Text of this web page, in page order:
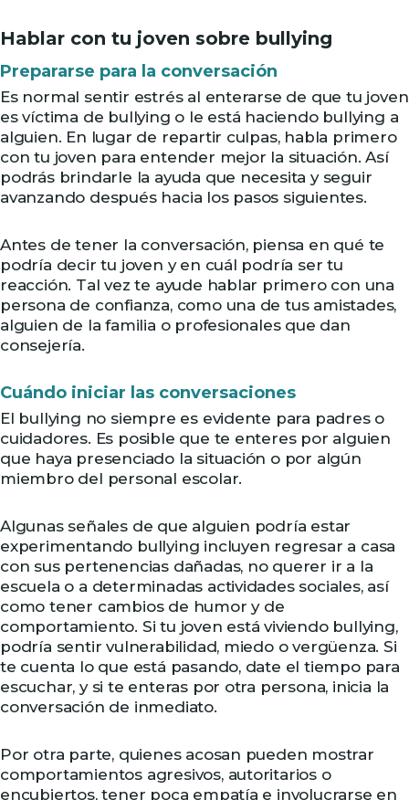
Hablar con tu joven sobre bullying
Prepararse para la conversación
Es normal sentir estrés al enterarse de que tu joven
es víctima de bullying o le está haciendo bullying a
alguien. En lugar de repartir culpas, habla primero
con tu joven para entender mejor la situación. Así
podrás brindarle la ayuda que necesita y seguir
avanzando después hacia los pasos siguientes.
Antes de tener la conversación, piensa en qué te
podría decir tu joven y en cuál podría ser tu
reacción. Tal vez te ayude hablar primero con una
persona de confianza, como una de tus amistades,
alguien de la familia o profesionales que dan
consejería.
Cuándo iniciar las conversaciones
El bullying no siempre es evidente para padres o
cuidadores. Es posible que te enteres por alguien
que haya presenciado la situación o por algún
miembro del personal escolar.
Algunas señales de que alguien podría estar
experimentando bullying incluyen regresar a casa
con sus pertenencias dañadas, no querer ir a la
escuela o a determinadas actividades sociales, así
como tener cambios de humor y de
comportamiento. Si tu joven está viviendo bullying,
podría sentir vulnerabilidad, miedo o vergüenza. Si
te cuenta lo que está pasando, date el tiempo para
escuchar, y si te enteras por otra persona, inicia la
conversación de inmediato.
Por otra parte, quienes acosan pueden mostrar
comportamientos agresivos, autoritarios o
encubiertos, tener poca empatía e involucrarse en